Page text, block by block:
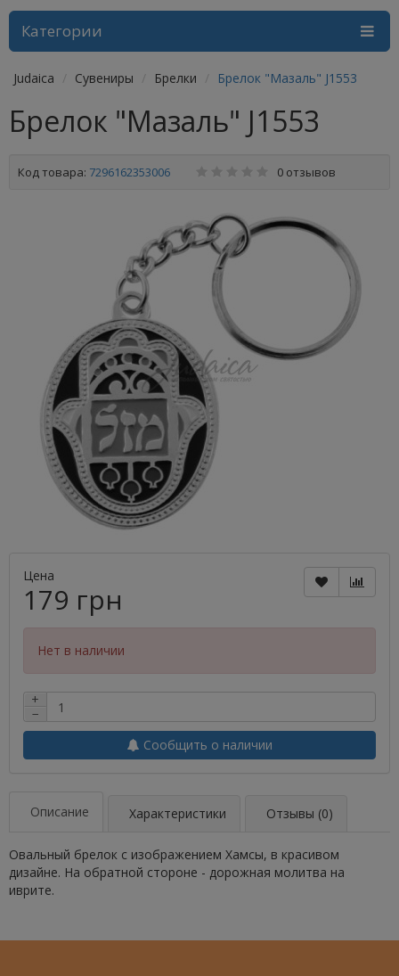
Категории
Judaica Сувениры Брелки Брелок "Мазаль" J1553
Брелок "Мазаль" J1553
Код товара: 7296162353006 0 отзывов
Цена
179 грн
Нет в наличии
+
−
Сообщить о наличии
Описание Характеристики Отзывы (0)
Овальный брелок с изображением Хамсы, в красивом
дизайне. На обратной стороне - дорожная молитва на
иврите.